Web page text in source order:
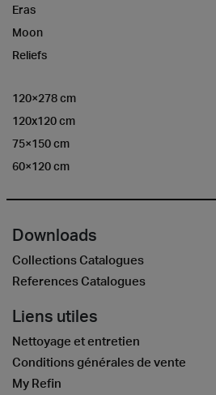
Eras
Moon
Reliefs
120×278 cm
120x120 cm
75×150 cm
60×120 cm
Downloads
Collections Catalogues
References Catalogues
Liens utiles
Nettoyage et entretien
Conditions générales de vente
My Refin